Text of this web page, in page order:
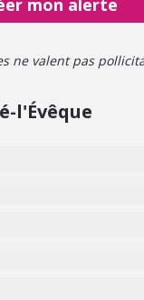
mon alerte
ne valent pas
l'Évêque